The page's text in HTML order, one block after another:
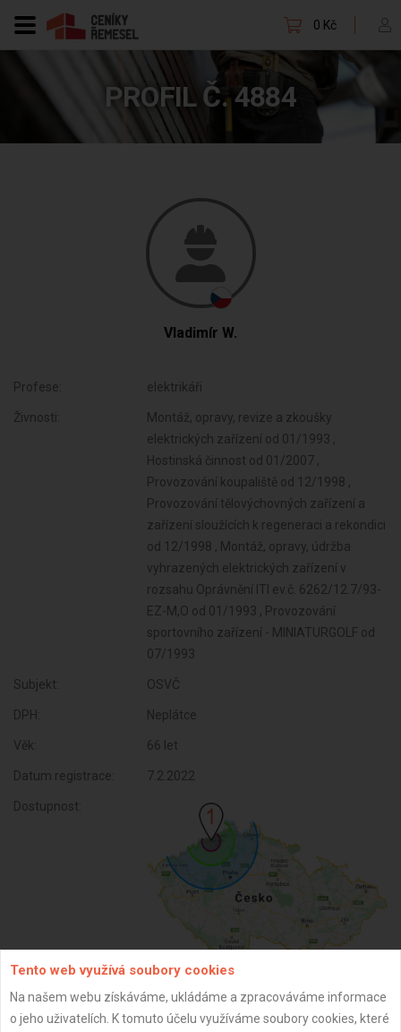
0 Kč
PROFIL Č. 4884
Vladimír W.
Profese: elektrikáři
Živnosti:
Montáž, opravy, revize a zkoušky
elektrických zařízení od 01/1993 ,
Hostinská činnost od 01/2007 ,
Provozování koupaliště od 12/1998 ,
Provozování tělovýchovných zařízení a
zařízení sloužících k regeneraci a rekondici
od 12/1998 , Montáž, opravy, údržba
vyhrazených elektrických zařízení v
rozsahu Oprávnění ITI ev.č. 6262/12.7/93-
EZ-M,O od 01/1993 , Provozování
sportovního zařízení - MINIATURGOLF od
07/1993
Subjekt: OSVČ
DPH: Neplátce
Věk: 66 let
Datum registrace: 7.2.2022
Dostupnost:
ZPĚT
Tento web využívá soubory cookies
Na našem webu získáváme, ukládáme a zpracováváme informace
o jeho uživatelích. K tomuto účelu využíváme soubory cookies, které